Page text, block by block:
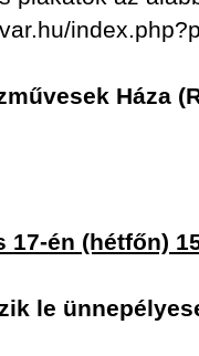
Háza
17-én (hétfőn)
le